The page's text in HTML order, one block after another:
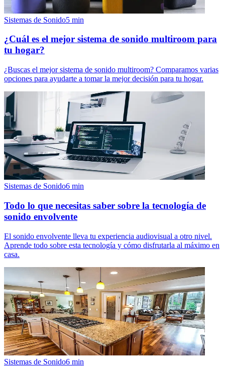
Sistemas de Sonido5 min
¿Cuál es el mejor sistema de sonido multiroom para
tu hogar?
¿Buscas el mejor sistema de sonido multiroom? Comparamos varias
opciones para ayudarte a tomar la mejor decisión para tu hogar.
Sistemas de Sonido6 min
Todo lo que necesitas saber sobre la tecnología de
sonido envolvente
El sonido envolvente lleva tu experiencia audiovisual a otro nivel.
Aprende todo sobre esta tecnología y cómo disfrutarla al máximo en
casa.
Sistemas de Sonido6 min